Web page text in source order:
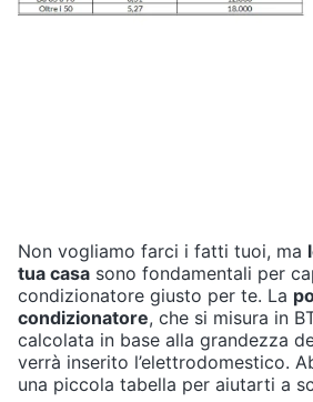
Assistenza
clienti
Esci
Non vogliamo farci i fatti tuoi, ma
tua casa sono fondamentali per
condizionatore giusto per te. La
condizionatore, che si misura in
calcolata in base alla grandezza
verrà inserito l’elettrodomestico.
una piccola tabella per aiutarti a